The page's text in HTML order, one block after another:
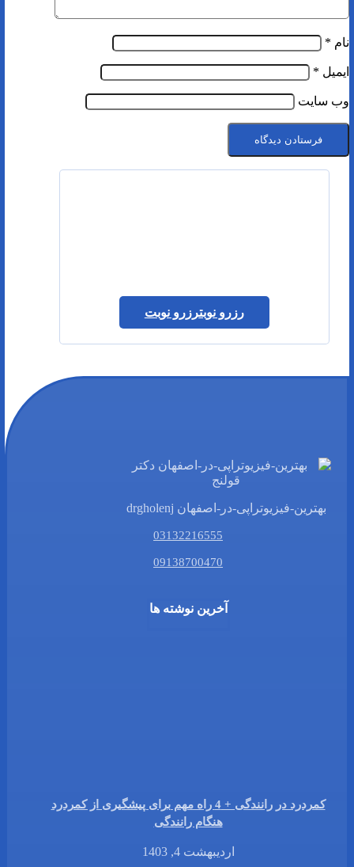
نام *
ایمیل *
وب‌ سایت
رزرو نوبترزرو نوبت
بهترین-فیزیوتراپی-در-اصفهان drgholenj
03132216555
09138700470
آخرین نوشته ها
کمردرد در رانندگی + 4 راه مهم برای پیشگیری از کمردرد
هنگام رانندگی
اردیبهشت 4, 1403